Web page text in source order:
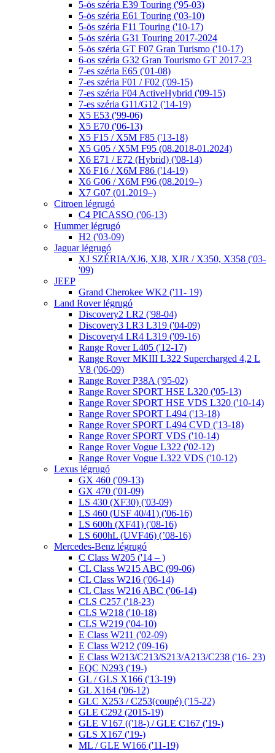
5-ös széria E39 Touring ('95-03)
5-ös széria E61 Touring ('03-10)
5-ös széria F11 Touring ('10-17)
5-ös széria G31 Touring 2017-2024
5-ös széria GT F07 Gran Turismo ('10-17)
6-os széria G32 Gran Tourismo GT 2017-23
7-es széria E65 ('01-08)
7-es széria F01 / F02 ('09-15)
7-es széria F04 ActiveHybrid ('09-15)
7-es széria G11/G12 ('14-19)
X5 E53 ('99-06)
X5 E70 ('06-13)
X5 F15 / X5M F85 ('13-18)
X5 G05 / X5M F95 (08.2018-01.2024)
X6 E71 / E72 (Hybrid) ('08-14)
X6 F16 / X6M F86 ('14-19)
X6 G06 / X6M F96 (08.2019–)
X7 G07 (01.2019–)
Citroen légrugó
C4 PICASSO ('06-13)
Hummer légrugó
H2 ('03-09)
Jaguar légrugó
XJ SZÉRIA/XJ6, XJ8, XJR / X350, X358 ('03-
'09)
JEEP
Grand Cherokee WK2 ('11- 19)
Land Rover légrugó
Discovery2 LR2 ('98-04)
Discovery3 LR3 L319 ('04-09)
Discovery4 LR4 L319 ('09-16)
Range Rover L405 ('12-17)
Range Rover MKIII L322 Supercharged 4,2 L
V8 ('06-09)
Range Rover P38A ('95-02)
Range Rover SPORT HSE L320 ('05-13)
Range Rover SPORT HSE VDS L320 ('10-14)
Range Rover SPORT L494 ('13-18)
Range Rover SPORT L494 CVD ('13-18)
Range Rover SPORT VDS ('10-14)
Range Rover Vogue L322 ('02-12)
Range Rover Vogue L322 VDS ('10-12)
Lexus légrugó
GX 460 ('09-13)
GX 470 ('01-09)
LS 430 (XF30) ('03-09)
LS 460 (USF 40/41) ('06-16)
LS 600h (XF41) ('08-16)
LS 600hL (UVF46) (’08-16)
Mercedes-Benz légrugó
C Class W205 ('14 – )
CL Class W215 ABC (99-06)
CL Class W216 ('06-14)
CL Class W216 ABC ('06-14)
CLS C257 ('18-23)
CLS W218 ('10-18)
CLS W219 ('04-10)
E Class W211 ('02-09)
E Class W212 ('09-16)
E Class W213/C213/S213/A213/C238 ('16- 23)
EQC N293 ('19-)
GL / GLS X166 ('13-19)
GL X164 ('06-12)
GLC X253 / C253(coupé) ('15-22)
GLE C292 (2015-19)
GLE V167 (('18-) / GLE C167 ('19-)
GLS X167 ('19-)
ML / GLE W166 ('11-19)